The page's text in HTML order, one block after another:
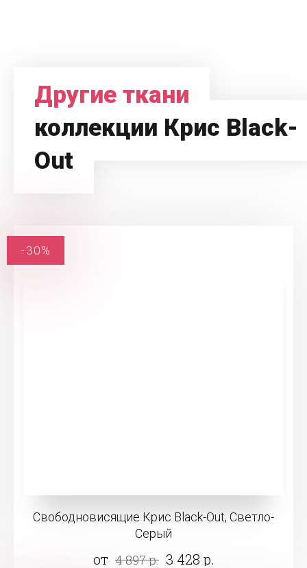
Другие ткани
коллекции Крис Black-
Out
Свободновисящие Крис Black-Out, Светло-
Серый
от 4 897 р. 3 428 р.
-30%